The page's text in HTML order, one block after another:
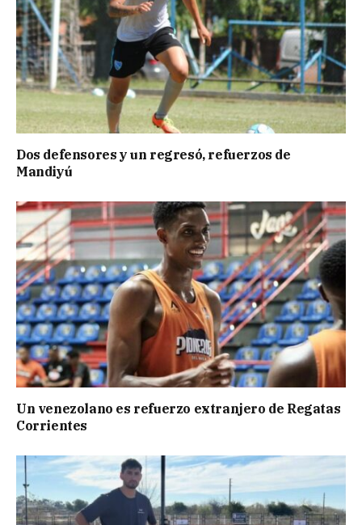
Dos defensores y un regresó, refuerzos de
Mandiyú
Un venezolano es refuerzo extranjero de Regatas
Corrientes